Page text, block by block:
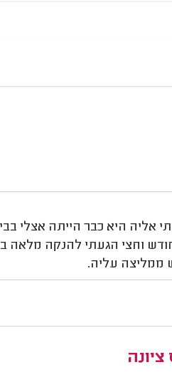
אליה היא כבר הייתה אצלי
וחצי הגעתי להנקה מלאה
ממליצה עליה.